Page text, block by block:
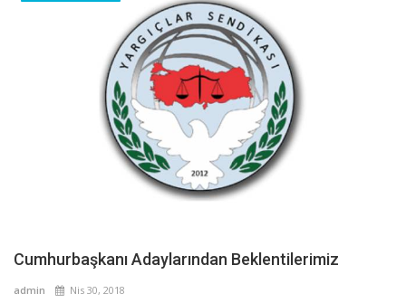
Cumhurbaşkanı Adaylarından Beklentilerimiz
admin Nis 30, 2018